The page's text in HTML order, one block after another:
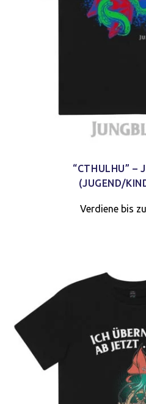
“CTHULHU” –
(JUGEND/
Verdiene bis